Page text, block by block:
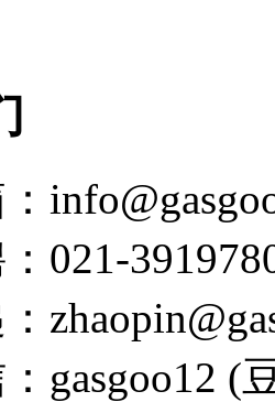
021-
gasgoo12 (